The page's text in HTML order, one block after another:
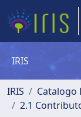
IRIS
IRIS Catalogo
2.1